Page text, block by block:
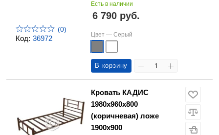
Код: 36972
(0)
Есть в наличии
6 790 руб.
Цвет — Серый
В корзину
Кровать КАДИС
1980х960х800
(коричневая) ложе
1900х900